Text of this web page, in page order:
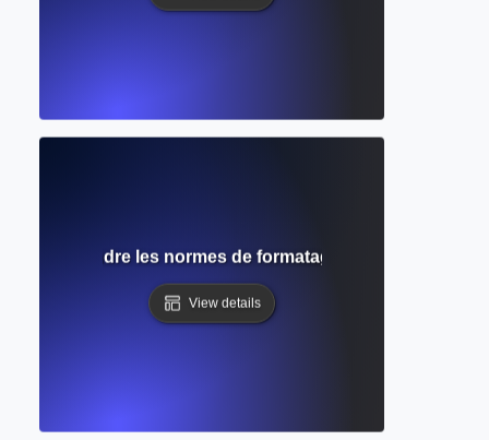
? Comprendre les normes de formatage académique et
View details